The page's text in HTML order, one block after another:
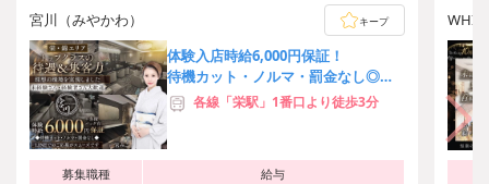
宮川（みやかわ） キープ
体験入店時給6,000円保証！
待機カット・ノルマ・罰金なし◎
夜職デビューさんや移籍希望者さん
大歓迎♪
各線「栄駅」1番口より徒歩3分
募集職種 給与